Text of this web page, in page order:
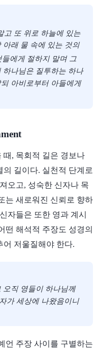
고 또 위로 하늘에 있는
아래 물 속에 있는 것의
들에게 절하지 말며 그
하나님은 질투하는 하나
아비로부터 아들에게
때, 목회적 길은 경보나
길이다. 실천적 단계로
오고, 성숙한 신자나 목
는 새로워진 신뢰로 향하
자들은 또한 영과 계시
떤 해석적 주장도 성경의
어 저울질해야 한다.
오직 영들이 하나님께
가 세상에 나왔음이니
언 주장 사이를 구별하는